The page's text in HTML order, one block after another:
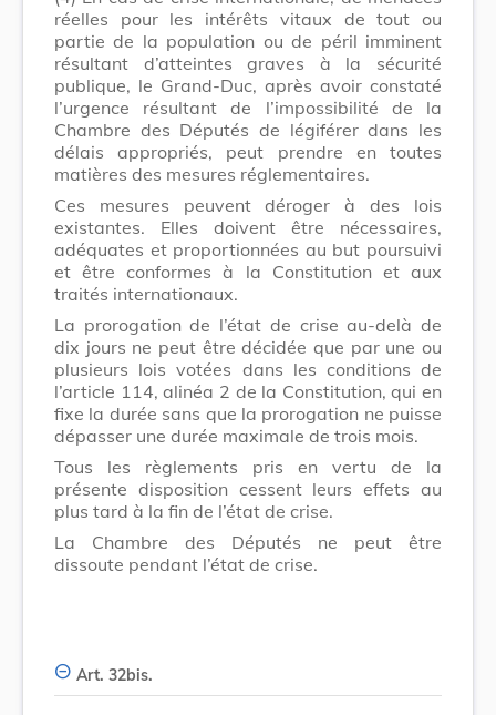
réelles pour les intérêts vitaux de tout ou
partie de la population ou de péril imminent
résultant d’atteintes graves à la sécurité
publique, le Grand-Duc, après avoir constaté
l’urgence résultant de l’impossibilité de la
Chambre des Députés de légiférer dans les
délais appropriés, peut prendre en toutes
matières des mesures réglementaires.
Ces mesures peuvent déroger à des lois
existantes. Elles doivent être nécessaires,
adéquates et proportionnées au but poursuivi
et être conformes à la Constitution et aux
traités internationaux.
La prorogation de l’état de crise au-delà de
dix jours ne peut être décidée que par une ou
plusieurs lois votées dans les conditions de
l’article 114, alinéa 2 de la Constitution, qui en
fixe la durée sans que la prorogation ne puisse
dépasser une durée maximale de trois mois.
Tous les règlements pris en vertu de la
présente disposition cessent leurs effets au
plus tard à la fin de l’état de crise.
La Chambre des Députés ne peut être
dissoute pendant l’état de crise.
Art. 32bis.